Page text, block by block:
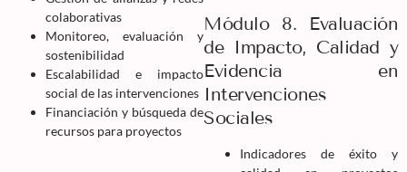
colaborativas
Monitoreo, evaluación y
sostenibilidad
Escalabilidad e impacto
social de las intervenciones
Financiación y búsqueda de
recursos para proyectos
Módulo 8. Evaluación
de Impacto, Calidad y
Evidencia en
Intervenciones
Sociales
Indicadores de éxito y